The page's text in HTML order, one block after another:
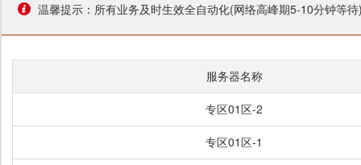
温馨提示：所有业务及时生效全自动化(网络高峰期5-10分钟等
服务器名称
专区01区-2
专区01区-1